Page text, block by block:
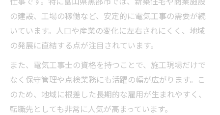
収入の不安を解消する電気工事転職の魅力
電気工事士に求められる黒部市でのスキル
電気工事転職で評価される現場スキル紹介
黒部市で必要な電気工事士の技術と知識
電気工事士に求められる最新スキルとは
転職成功に不可欠な電気工事の専門技術
の建設、工場の稼働など、安定的に電気工事の需要が続
いています。人口や産業の変化に左右されにくく、地域
の発展に直結する点が注目されています。
また、電気工事士の資格を持つことで、施工現場だけで
なく保守管理や点検業務にも活躍の幅が広がります。こ
のため、地域に根差した長期的な雇用が生まれやすく、
転職先としても非常に人気が高まっています。